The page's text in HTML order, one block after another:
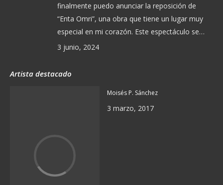
finalmente puedo anunciar la reposición de
“Enta Omri”, una obra que tiene un lugar muy
especial en mi corazón. Este espectáculo se…
3 junio, 2024
Artista destacado
Moisés P. Sánchez
3 marzo, 2017